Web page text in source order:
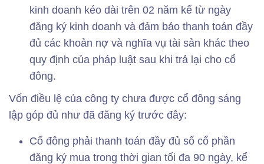
kinh doanh kéo dài trên 02 năm kể từ ngày
đăng ký kinh doanh và đảm bảo thanh toán đầy
đủ các khoản nợ và nghĩa vụ tài sản khác theo
quy định của pháp luật sau khi trả lại cho cổ
đông.
Vốn điều lệ của công ty chưa được cổ đông sáng
lập góp đủ như đã đăng ký trước đây:
Cổ đông phải thanh toán đầy đủ số cổ phần
đăng ký mua trong thời gian tối đa 90 ngày, kể